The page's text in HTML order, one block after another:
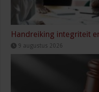
Handreiking integriteit
9 augustus 2026